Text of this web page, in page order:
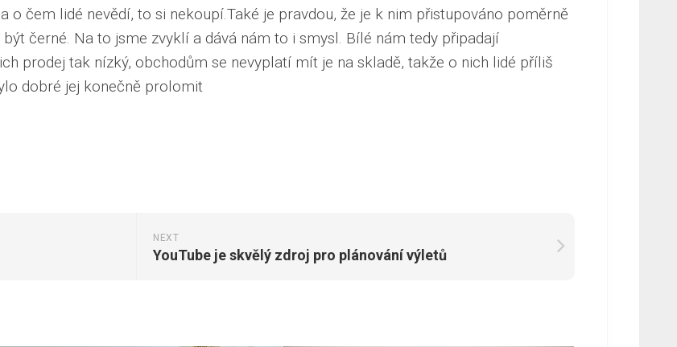
o čem lidé nevědí, to si nekoupí.Také je pravdou, že je k nim přistupováno poměrně
černé. Na to jsme zvyklí a dává nám to i smysl. Bílé nám tedy připadají
prodej tak nízký, obchodům se nevyplatí mít je na skladě, takže o nich lidé příliš
dobré jej konečně prolomit
NEXT
YouTube je skvělý zdroj pro plánování výletů